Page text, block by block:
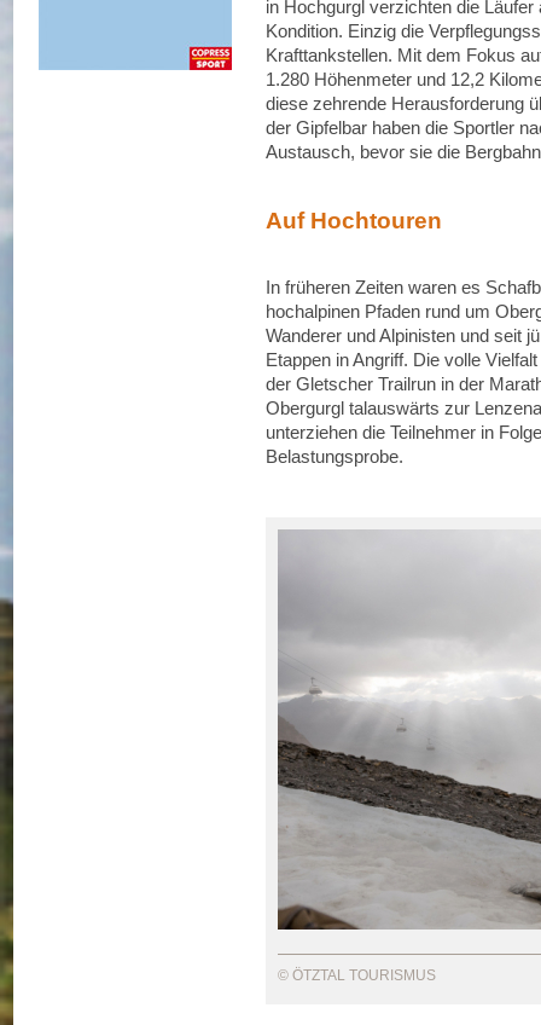
in Hochgurgl verzichten die
Kondition. Einzig die
Krafttankstellen. Mit dem Fokus
1.280 Höhenmeter und 12,2
diese zehrende Herausforderung
der Gipfelbar haben die Sportler
Austausch, bevor sie die
Auf Hochtouren
In früheren Zeiten waren es
hochalpinen Pfaden rund um
Wanderer und Alpinisten und seit
Etappen in Angriff. Die volle
der Gletscher Trailrun in der
Obergurgl talauswärts zur
unterziehen die Teilnehmer in
Belastungsprobe.
© ÖTZTAL TOURISMUS